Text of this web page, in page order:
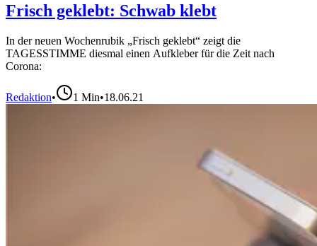
Frisch geklebt: Schwab klebt
In der neuen Wochenrubik „Frisch geklebt“ zeigt die
TAGESSTIMME diesmal einen Aufkleber für die Zeit nach
Corona:
Redaktion• 1 Min•18.06.21